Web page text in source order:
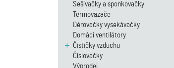
Sešívačky a sponkovačky
Termovazače
Děrovačky vysekávačky
Domácí ventilátory
Čističky vzduchu
Číslovačky
Výprodej